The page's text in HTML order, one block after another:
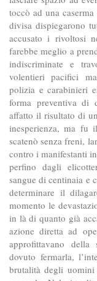
toccò ad una
divisa dispiegarono
accusato i rivoltosi
farebbe meglio a
indiscriminate e
volentieri pacifici
polizia e carabinieri
forma preventiva di
affatto il risultato di
inesperienza, ma fu
scatenò senza freni,
contro i manifestanti
perfino dagli
sangue di centinaia e
determinare il
momento le
in là di quanto già
azione diretta ad
approfittavano
dovuto fermarla,
brutalità degli